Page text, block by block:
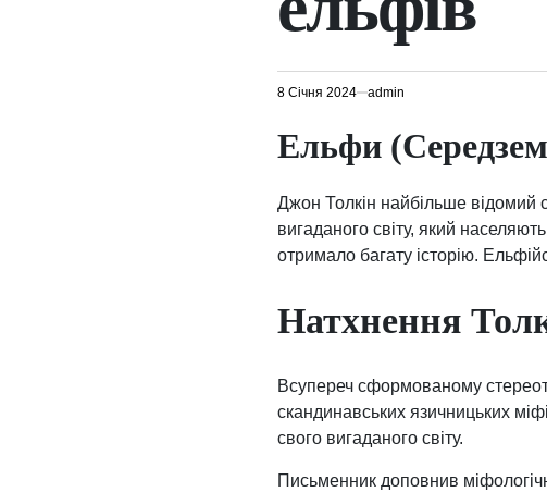
8 Січня 2024 admin
Ельфи (Середзем
Джон Толкін найбільше відомий
вигаданого світу, який
отримало багату історію.
Натхнення
Всупереч сформованому
скандинавських язичницьких
свого вигаданого світу.
Письменник доповнив